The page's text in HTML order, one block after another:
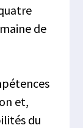
de
et,
du